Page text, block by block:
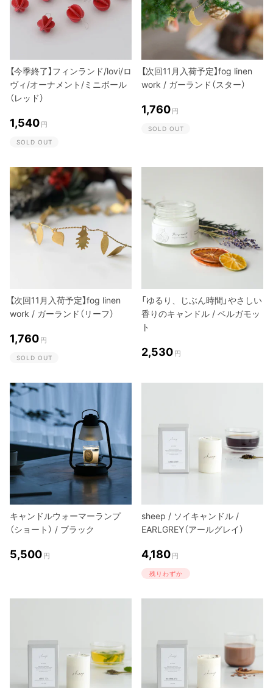
【今季終了】フィンランド/lovi/ロ
ヴィ/オーナメント/ミニボール
（レッド）
1,540 円
SOLD OUT
【次回11月入荷予定】fog linen
work / ガーランド（スター）
1,760 円
SOLD OUT
【次回11月入荷予定】fog linen
work / ガーランド（リーフ）
1,760 円
SOLD OUT
「ゆるり、じぶん時間」やさしい
香りのキャンドル / ベルガモッ
ト
2,530 円
キャンドルウォーマーランプ
（ショート） / ブラック
5,500 円
sheep / ソイキャンドル /
EARLGREY（アールグレイ）
4,180 円
残りわずか